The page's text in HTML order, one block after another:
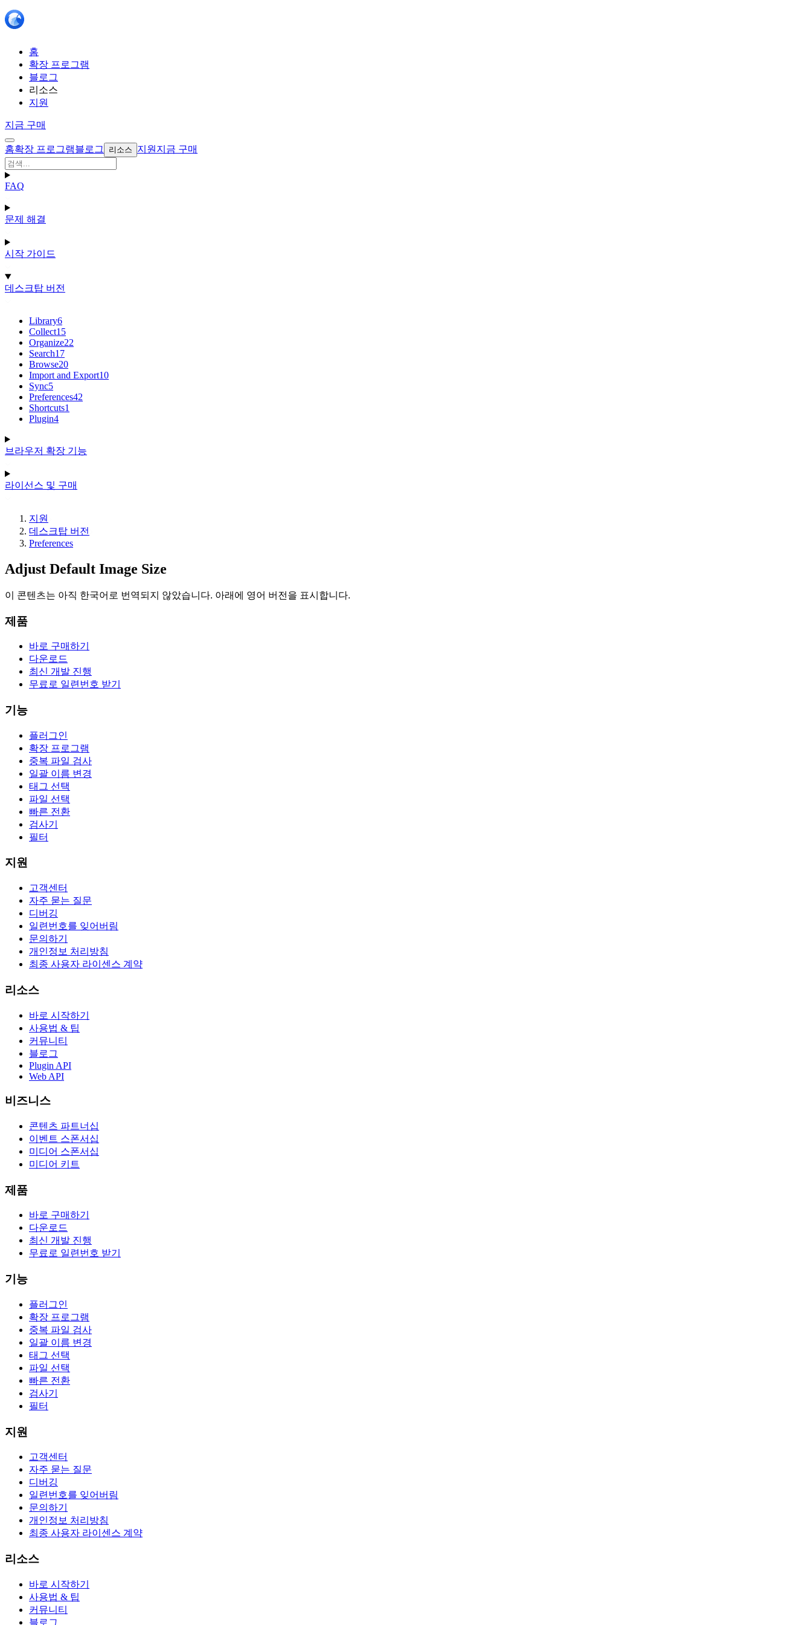
홈
확장 프로그램
블로그
리소스
지원
지금 구매
홈확장 프로그램블로그 리소스 지원 지금 구매
FAQ
문제 해결
시작 가이드
데스크탑 버전
Library6
Collect15
Organize22
Search17
Browse20
Import and Export10
Sync5
Preferences42
Shortcuts1
Plugin4
브라우저 확장 기능
라이선스 및 구매
지원
데스크탑 버전
Preferences
Adjust Default Image Size
이 콘텐츠는 아직 한국어로 번역되지 않았습니다. 아래에 영어 버전을 표시합니다.
제품
바로 구매하기
다운로드
최신 개발 진행
무료로 일련번호 받기
기능
플러그인
확장 프로그램
중복 파일 검사
일괄 이름 변경
태그 선택
파일 선택
빠른 전환
검사기
필터
지원
고객센터
자주 묻는 질문
디버깅
일련번호를 잊어버림
문의하기
개인정보 처리방침
최종 사용자 라이센스 계약
리소스
바로 시작하기
사용법 & 팁
커뮤니티
블로그
Plugin API
Web API
비즈니스
콘텐츠 파트너십
이벤트 스폰서십
미디어 스폰서십
미디어 키트
제품
바로 구매하기
다운로드
최신 개발 진행
무료로 일련번호 받기
기능
플러그인
확장 프로그램
중복 파일 검사
일괄 이름 변경
태그 선택
파일 선택
빠른 전환
검사기
필터
지원
고객센터
자주 묻는 질문
디버깅
일련번호를 잊어버림
문의하기
개인정보 처리방침
최종 사용자 라이센스 계약
리소스
바로 시작하기
사용법 & 팁
커뮤니티
블로그